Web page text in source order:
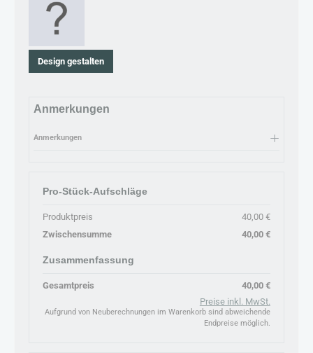
Design gestalten
Anmerkungen
Anmerkungen
Pro-Stück-Aufschläge
Produktpreis
40,00 €
Zwischensumme
40,00 €
Zusammenfassung
Gesamtpreis
40,00 €
Preise inkl. MwSt.
Aufgrund von Neuberechnungen im Warenkorb sind abweichende
Endpreise möglich.